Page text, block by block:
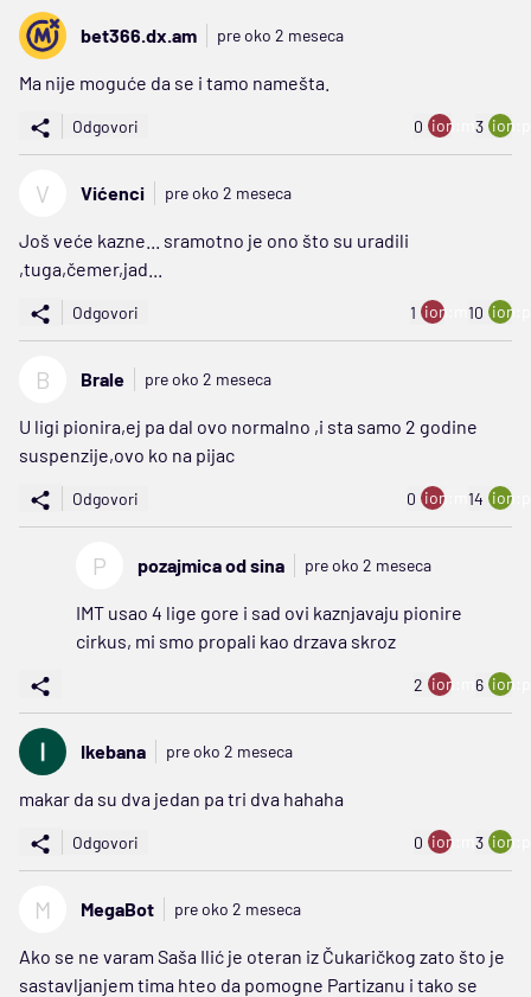
bet366.dx.am pre oko 2 meseca
Ma nije moguće da se i tamo namešta.
Odgovori 0 ion:minus
3
V Vićenci pre oko 2 meseca
Još veće kazne... sramotno je ono što su uradili
,tuga,čemer,jad...
Odgovori 1 ion:minus
10
B Brale pre oko 2 meseca
U ligi pionira,ej pa dal ovo normalno ,i sta samo 2 godine
suspenzije,ovo ko na pijac
Odgovori 0 ion:minus
14
P pozajmica od sina pre oko 2 meseca
IMT usao 4 lige gore i sad ovi kaznjavaju pionire
cirkus, mi smo propali kao drzava skroz
2 ion:minus
6
Ikebana pre oko 2 meseca
makar da su dva jedan pa tri dva hahaha
Odgovori 0 ion:minus
3
M MegaBot pre oko 2 meseca
Ako se ne varam Saša Ilić je oteran iz Čukaričkog zato što je
sastavljanjem tima hteo da pomogne Partizanu i tako se